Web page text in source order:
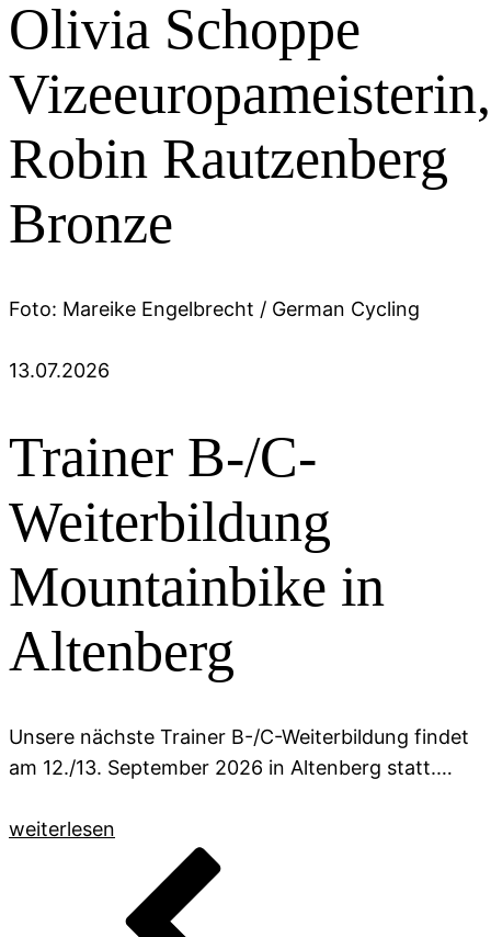
Olivia Schoppe
Vizeeuropameisterin,
Robin Rautzenberg
Bronze
Foto: Mareike Engelbrecht / German Cycling
13.07.2026
Trainer B-/C-
Weiterbildung
Mountainbike in
Altenberg
Unsere nächste Trainer B-/C-Weiterbildung findet
am 12./13. September 2026 in Altenberg statt.…
weiterlesen